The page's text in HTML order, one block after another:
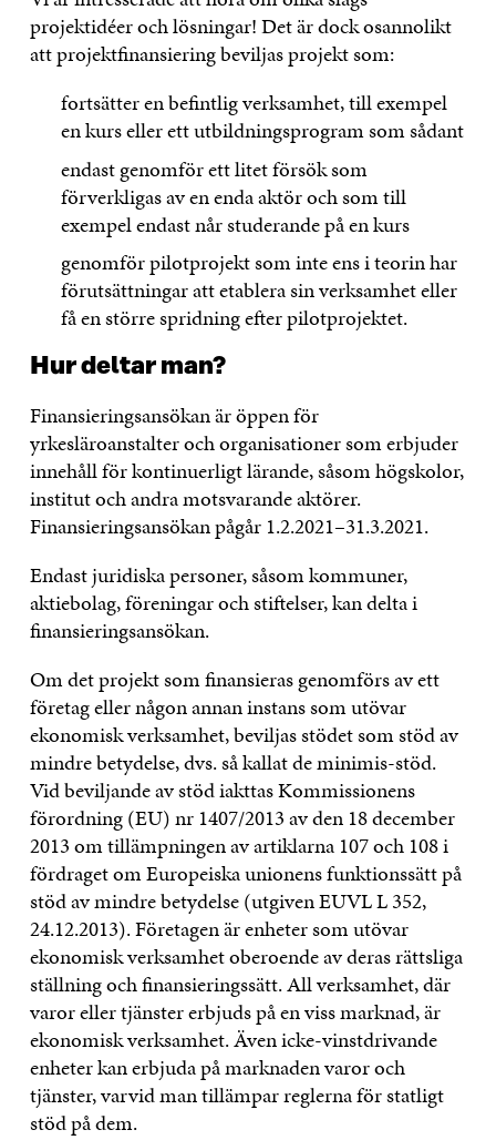
projektidéer och lösningar! Det är dock osannolikt
att projektfinansiering beviljas projekt som:
fortsätter en befintlig verksamhet, till exempel
en kurs eller ett utbildningsprogram som sådant
endast genomför ett litet försök som
förverkligas av en enda aktör och som till
exempel endast når studerande på en kurs
genomför pilotprojekt som inte ens i teorin har
förutsättningar att etablera sin verksamhet eller
få en större spridning efter pilotprojektet.
Hur deltar man?
Finansieringsansökan är öppen för
yrkesläroanstalter och organisationer som erbjuder
innehåll för kontinuerligt lärande, såsom högskolor,
institut och andra motsvarande aktörer.
Finansieringsansökan pågår 1.2.2021–31.3.2021.
Endast juridiska personer, såsom kommuner,
aktiebolag, föreningar och stiftelser, kan delta i
finansieringsansökan.
Om det projekt som finansieras genomförs av ett
företag eller någon annan instans som utövar
ekonomisk verksamhet, beviljas stödet som stöd av
mindre betydelse, dvs. så kallat de minimis-stöd.
Vid beviljande av stöd iakttas Kommissionens
förordning (EU) nr 1407/2013 av den 18 december
2013 om tillämpningen av artiklarna 107 och 108 i
fördraget om Europeiska unionens funktionssätt på
stöd av mindre betydelse (utgiven EUVL L 352,
24.12.2013). Företagen är enheter som utövar
ekonomisk verksamhet oberoende av deras rättsliga
ställning och finansieringssätt. All verksamhet, där
varor eller tjänster erbjuds på en viss marknad, är
ekonomisk verksamhet. Även icke-vinstdrivande
enheter kan erbjuda på marknaden varor och
tjänster, varvid man tillämpar reglerna för statligt
stöd på dem.